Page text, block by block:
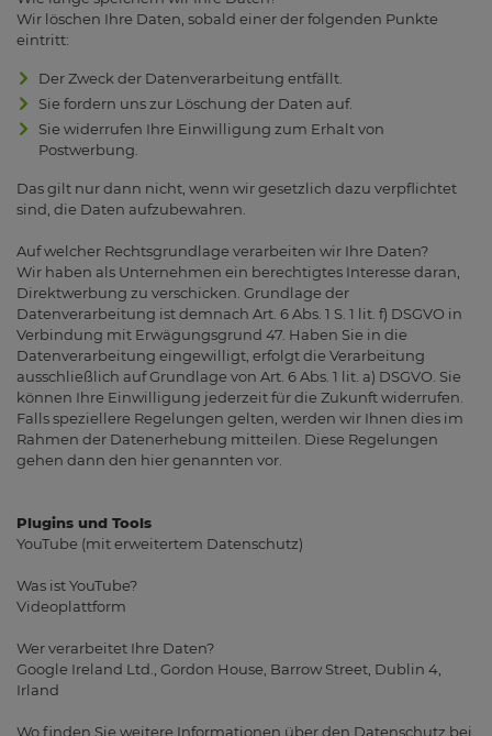
Wir löschen Ihre Daten, sobald einer der folgenden Punkte
eintritt:
Der Zweck der Datenverarbeitung entfällt.
Sie fordern uns zur Löschung der Daten auf.
Sie widerrufen Ihre Einwilligung zum Erhalt von
Postwerbung.
Das gilt nur dann nicht, wenn wir gesetzlich dazu verpflichtet
sind, die Daten aufzubewahren.
Auf welcher Rechtsgrundlage verarbeiten wir Ihre Daten?
Wir haben als Unternehmen ein berechtigtes Interesse daran,
Direktwerbung zu verschicken. Grundlage der
Datenverarbeitung ist demnach Art. 6 Abs. 1 S. 1 lit. f) DSGVO in
Verbindung mit Erwägungsgrund 47. Haben Sie in die
Datenverarbeitung eingewilligt, erfolgt die Verarbeitung
ausschließlich auf Grundlage von Art. 6 Abs. 1 lit. a) DSGVO. Sie
können Ihre Einwilligung jederzeit für die Zukunft widerrufen.
Falls speziellere Regelungen gelten, werden wir Ihnen dies im
Rahmen der Datenerhebung mitteilen. Diese Regelungen
gehen dann den hier genannten vor.
Plugins und Tools
YouTube (mit erweitertem Datenschutz)
Was ist YouTube?
Videoplattform
Wer verarbeitet Ihre Daten?
Google Ireland Ltd., Gordon House, Barrow Street, Dublin 4,
Irland
Wo finden Sie weitere Informationen über den Datenschutz bei